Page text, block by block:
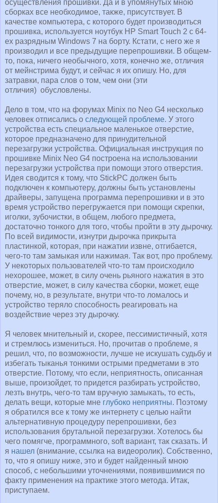
осуществления прошивки. Да и в упомянутых мною
сборках все необходимое, также, присутствует. В
качестве компьютера, с которого будет производиться
прошивка, используется ноутбук HP Smart Touch 2 с 64-
ех разрядным Windows 7 на борту. Кстати, с него же я
производил и все предыдущие перепрошивки. В общем-
то, пока, ничего необычного, хотя, конечно же, отличия
от мейнстрима будут, и сейчас я их опишу. Но, для
затравки, пара слов о том, чем они (эти
отличия) обусловлены.
Дело в том, что на форумах Minix по Neo G4 несколько
человек отписались о следующей проблеме. У этого
устройства есть специальное маленькое отверстие,
которое предназначено для принудительной
перезагрузки устройства. Официальная инструкция по
прошивке Minix Neo G4 построена на использовании
перезагрузки устройства при помощи этого отверстия.
Идея сводится к тому, что StickPC должен быть
подключен к компьютеру, должны быть установлены
драйверы, запущена программа перепрошивки и в это
время устройство перегружается при помощи скрепки,
иголки, зубочистки, в общем, любого предмета,
достаточно тонкого для того, чтобы пройти в эту дырочку.
По всей видимости, изнутри дырочка прикрыта
пластинкой, которая, при нажатии извне, отгибается,
чего-то там замыкая или нажимая. Так вот, про проблему.
У некоторых пользователей что-то там происходило
нехорошее, может, в силу очень рьяного нажатия в это
отверстие, может, в силу качества сборки, может, еще
почему, но, в результате, внутри что-то ломалось и
устройство теряло способность реагировать на
воздействие через эту дырочку.
Я человек мнительный и, скорее, пессимистичный, хотя
и стремлюсь измениться. Но, прочитав о проблеме, я
решил, что, по возможности, лучше не искушать судьбу и
избегать тыканья тонкими острыми предметами в это
отверстие. Потому, что если, неприятность, описанная
выше, произойдет, то придется разбирать устройство,
лезть внутрь, чего-то там вручную замыкать, то есть,
делать вещи, которые мне глубоко неприятны. Поэтому
я обратился все к тому же интернету с целью найти
альтернативную процедуру перепрошивки, без
использования брутальной перезагрузки. Хотелось бы
чего помягче, программного, soft вариант, так сказать. И
я нашел (внимание, ссылка на видеоролик). Собственно,
то, что я опишу ниже, это и будет найденный мною
способ, с небольшими уточнениями, появившимися по
факту применения на практике этого метода. Итак,
приступаем.